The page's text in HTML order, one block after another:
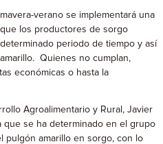
verano se implementará una
que los productores de sorgo
periodo de tiempo y así
Quienes no cumplan,
económicas o hasta la
Agroalimentario y Rural, Javier
que se ha determinado en el grupo
pulgón amarillo en sorgo, con lo